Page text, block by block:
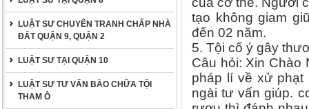
LUẬT SƯ CHUYÊN TRANH CHẤP NHÀ
ĐẤT QUẬN 9, QUẬN 2
LUẬT SƯ TẠI QUẬN 10
LUẬT SƯ TƯ VẤN BÀO CHỮA TỘI
THAM Ô
tạo không giam
đến 02 năm.
5. Tội cố ý gây
Câu hỏi: Xin Chào
pháp lí về xử phạt
ngài tư vấn giúp.